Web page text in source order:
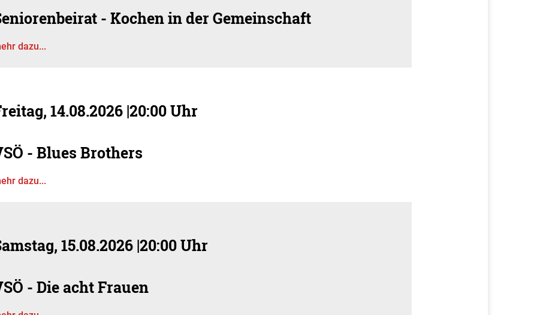
- Kochen in der Gemeinschaft
dazu...
14.08.2026 |20:00 Uhr
- Blues Brothers
dazu...
15.08.2026 |20:00 Uhr
- Die acht Frauen